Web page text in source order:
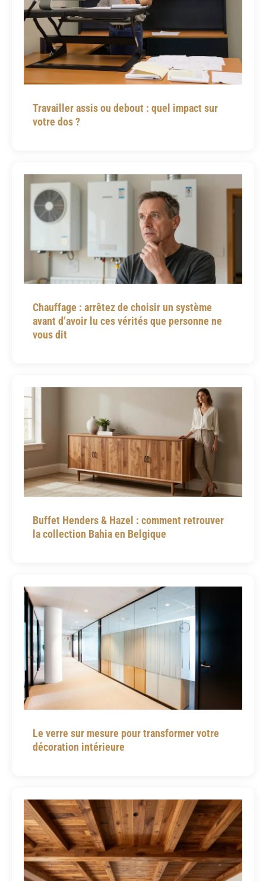
Travailler assis ou debout : quel impact sur
votre dos ?
Chauffage : arrêtez de choisir un système
avant d’avoir lu ces vérités que personne ne
vous dit
Buffet Henders & Hazel : comment retrouver
la collection Bahia en Belgique
Le verre sur mesure pour transformer votre
décoration intérieure